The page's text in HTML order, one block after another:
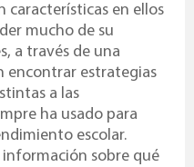
características en ellos
mucho de su
a través de una
encontrar estrategias
a las
ha usado para
escolar.
sobre qué